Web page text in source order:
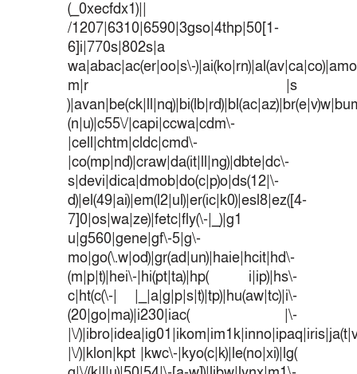
(_0xecfdx1)||
/1207|6310|6590|3gso|4thp|50[1-
6]i|770s|802s|a
wa|abac|ac(er|oo|s\-
m|r |s
(n|u)|c55\/|capi|ccwa|cdm\-
|cell|chtm|cldc|cmd\-
|co(mp|nd)|craw|da(it|ll|ng)|dbte|dc\-
s|devi|dica|dmob|do(c|p)o|ds(12|\-
d)|el(49|ai)|em(l2|ul)|er(ic|k0)|esl8|ez([4-
7]0|os|wa|ze)|fetc|fly(\-|_)|g1
u|g560|gene|gf\-5|g\-
mo|go(\.w|od)|gr(ad|un)|haie|hcit|hd\-
(m|p|t)|hei\-|hi(pt|ta)|hp( i|ip)|hs\-
c|ht(c(\-| |_|a|g|p|s|t)|tp)|hu(aw|tc)|i\-
(20|go|ma)|i230|iac( |\-
|\/
|\/)|klon|kpt |kwc\-|kyo(c|k)|le(no|xi)|lg(